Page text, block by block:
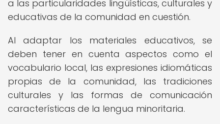
a las particularidades lingüísticas, culturales y
educativas de la comunidad en cuestión.
Al adaptar los materiales educativos, se
deben tener en cuenta aspectos como el
vocabulario local, las expresiones idiomáticas
propias de la comunidad, las tradiciones
culturales y las formas de comunicación
características de la lengua minoritaria.